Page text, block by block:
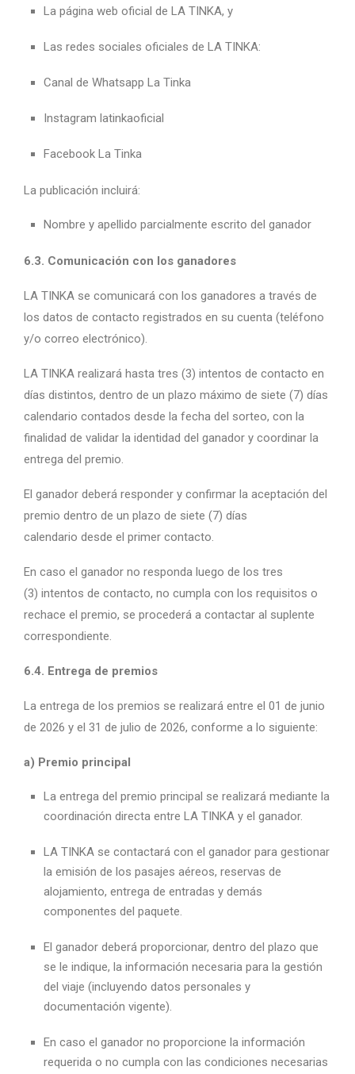
La página web oficial de LA TINKA, y
Las redes sociales oficiales de LA TINKA:
Canal de Whatsapp La Tinka
Instagram latinkaoficial
Facebook La Tinka
La publicación incluirá:
Nombre y apellido parcialmente escrito del ganador
6.3. Comunicación con los ganadores
LA TINKA se comunicará con los ganadores a través de
los datos de contacto registrados en su cuenta (teléfono
y/o correo electrónico).
LA TINKA realizará hasta tres (3) intentos de contacto en
días distintos, dentro de un plazo máximo de siete (7) días
calendario contados desde la fecha del sorteo, con la
finalidad de validar la identidad del ganador y coordinar la
entrega del premio.
El ganador deberá responder y confirmar la aceptación del
premio dentro de un plazo de siete (7) días
calendario desde el primer contacto.
En caso el ganador no responda luego de los tres
(3) intentos de contacto, no cumpla con los requisitos o
rechace el premio, se procederá a contactar al suplente
correspondiente.
6.4. Entrega de premios
La entrega de los premios se realizará entre el 01 de junio
de 2026 y el 31 de julio de 2026, conforme a lo siguiente:
a) Premio principal
La entrega del premio principal se realizará mediante la
coordinación directa entre LA TINKA y el ganador.
LA TINKA se contactará con el ganador para gestionar
la emisión de los pasajes aéreos, reservas de
alojamiento, entrega de entradas y demás
componentes del paquete.
El ganador deberá proporcionar, dentro del plazo que
se le indique, la información necesaria para la gestión
del viaje (incluyendo datos personales y
documentación vigente).
En caso el ganador no proporcione la información
requerida o no cumpla con las condiciones necesarias